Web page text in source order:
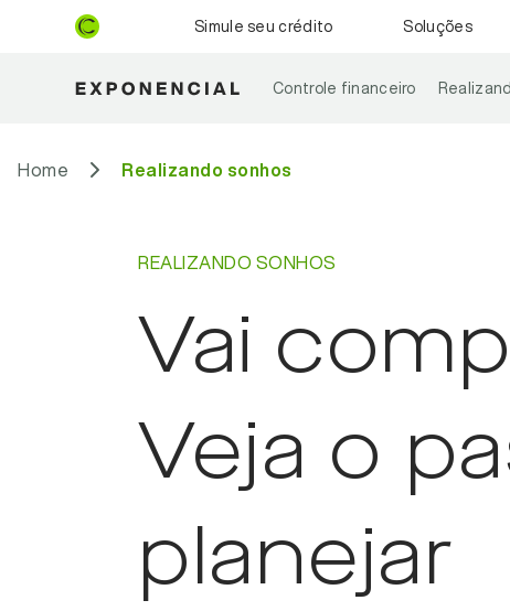
Simule seu crédito Soluções
Controle financeiro
Home Realizando sonhos
REALIZANDO SONHOS
Vai
Veja o
planejar